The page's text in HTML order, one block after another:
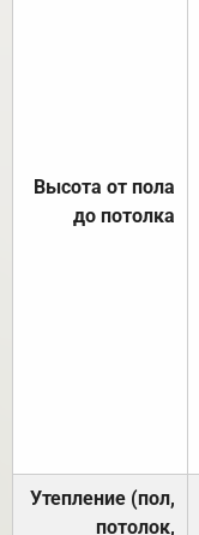
Высота от пола
до потолка
Утепление (пол,
потолок,